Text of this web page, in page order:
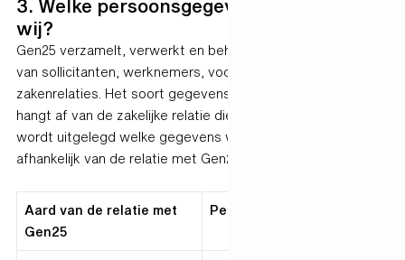
3. Welke persoonsgegevens verzamelen
wij?
Gen25 verzamelt, verwerkt en beheert persoonsgegevens
van sollicitanten, werknemers, voormalige werknemers en
zakenrelaties. Het soort gegevens dat we verzamelen
hangt af van de zakelijke relatie die we hebben. Hieronder
wordt uitgelegd welke gegevens we verzamelen,
afhankelijk van de relatie met Gen25.
Aard van de relatie met
Gen25
Persoonlijke gegevens